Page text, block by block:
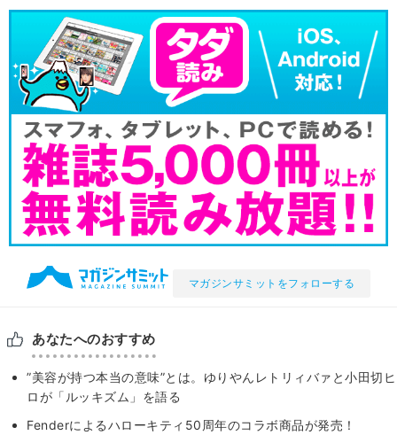
マガジンサミットをフォローする
あなたへのおすすめ
”美容が持つ本当の意味”とは。ゆりやんレトリィバァと小田切ヒ
ロが「ルッキズム」を語る
Fenderによるハローキティ50周年のコラボ商品が発売！